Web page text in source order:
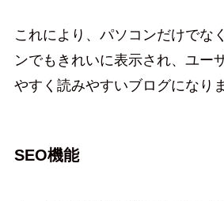
これにより、パソコンだけでな
ンでもきれいに表示され、ユー
やすく読みやすいブログになりま
SEO機能